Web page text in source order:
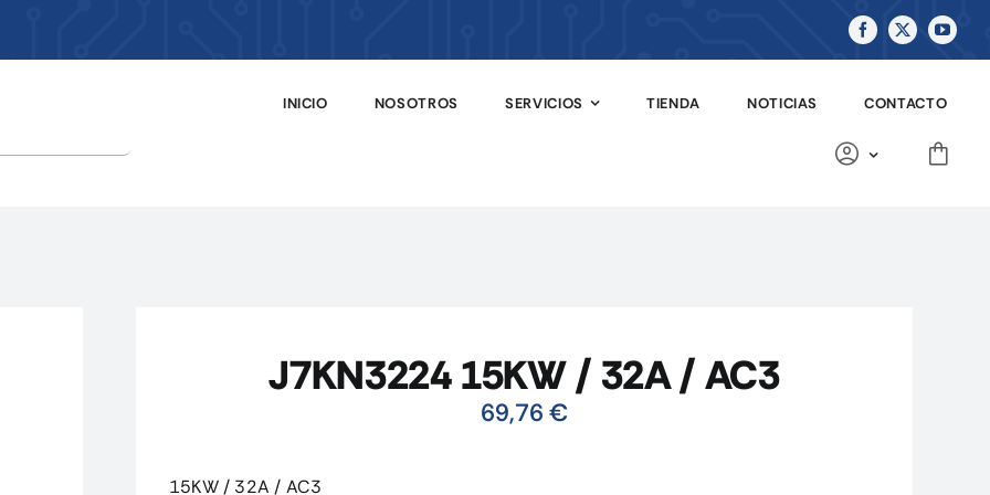
INICIO NOSOTROS SERVICIOS TIENDA NOTICIAS CONTACTO
J7KN3224 15KW / 32A / AC3
69,76 €
15KW / 32A / AC3